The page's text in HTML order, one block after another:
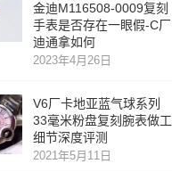
金迪M116508-0009复刻
手表是否存在一眼假-C厂
迪通拿如何
2023年4月26日
V6厂卡地亚蓝气球系列
33毫米粉盘复刻腕表做工
细节深度评测
2021年5月11日